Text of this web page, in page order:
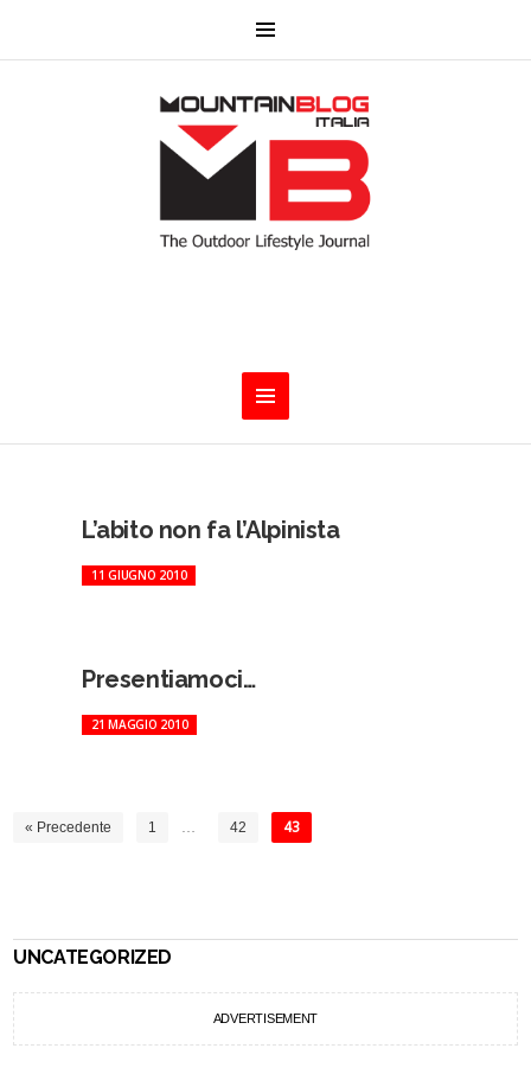
L’abito non fa l’Alpinista
11 GIUGNO 2010
Presentiamoci…
21 MAGGIO 2010
« Precedente 1 … 42 43
UNCATEGORIZED
ADVERTISEMENT